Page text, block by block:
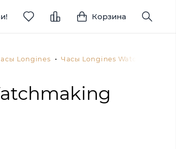
Корзина
Longines Часы Longines Watchmaking